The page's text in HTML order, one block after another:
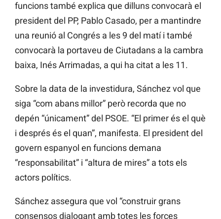
funcions també explica que dilluns convocarà el
president del PP, Pablo Casado, per a mantindre
una reunió al Congrés a les 9 del matí i també
convocarà la portaveu de Ciutadans a la cambra
baixa, InésArrimadas, a qui ha citat a les 11.
Sobre la data de la investidura, Sánchez vol que
siga “com abans millor” però recorda que no
depén “únicament” del PSOE. “El primer és el què
i després és el quan”, manifesta. El president del
govern espanyol en funcions demana
“responsabilitat” i “altura de mires” a tots els
actors polítics.
Sánchez assegura que vol “construir grans
consensos dialogant amb totes les forces